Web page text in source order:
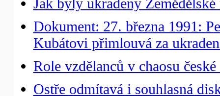
Dokument: 27. března 1991:
Kubátovi přimlouvá za
Role vzdělanců v chaosu
Ostře odmítavá i souhlasná